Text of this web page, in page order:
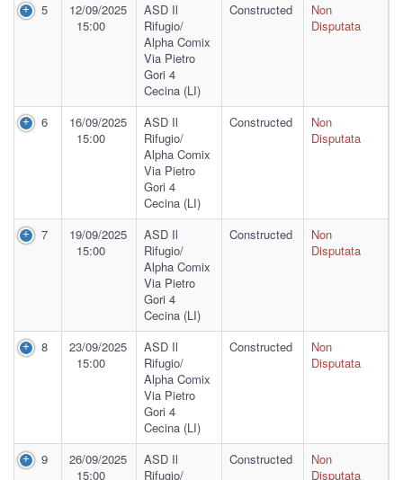
5
12/09/2025
15:00
ASD Il
Rifugio/
Alpha Comix
Via Pietro
Gori 4
Cecina (LI)
Constructed
Non
Disputata
6
16/09/2025
15:00
ASD Il
Rifugio/
Alpha Comix
Via Pietro
Gori 4
Cecina (LI)
Constructed
Non
Disputata
7
19/09/2025
15:00
ASD Il
Rifugio/
Alpha Comix
Via Pietro
Gori 4
Cecina (LI)
Constructed
Non
Disputata
8
23/09/2025
15:00
ASD Il
Rifugio/
Alpha Comix
Via Pietro
Gori 4
Cecina (LI)
Constructed
Non
Disputata
9
26/09/2025
15:00
ASD Il
Rifugio/
Constructed
Non
Disputata